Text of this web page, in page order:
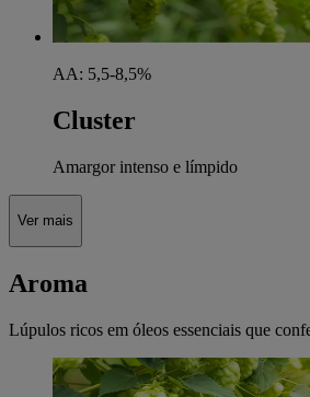
AA: 5,5-8,5%
Cluster
Amargor intenso e límpido
Ver mais
Aroma
Lúpulos ricos em óleos essenciais que